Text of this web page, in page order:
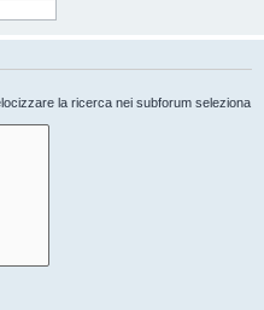
la ricerca nei subforum seleziona